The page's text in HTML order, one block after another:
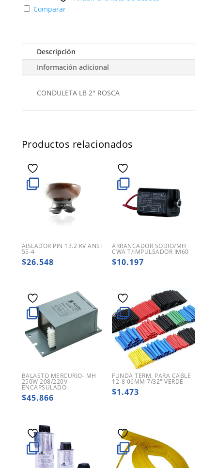
Comparar
Descripción
Información adicional
CONDULETA LB 2" ROSCA
Productos relacionados
AISLADOR PIN 13.2 KV ANSI
55-4
$26.548
ARRANCADOR SODIO/MH
CWA T/IMPULSADOR IM60
$10.197
BALASTO MERCURIO- MH
250W 208/220V
ENCAPSULADO
$45.866
FUNDA TERM. PARA CABLE
12-8 06MM 7/32″ VERDE
$1.473